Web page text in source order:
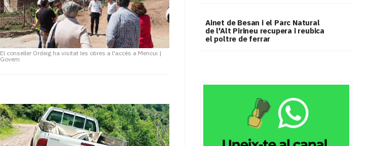
El conseller Ordeig ha visitat les obres a l'accés a Mencui |
Govern
Ainet de Besan i el Parc Natural
de l'Alt Pirineu recupera i reubica
el poltre de ferrar